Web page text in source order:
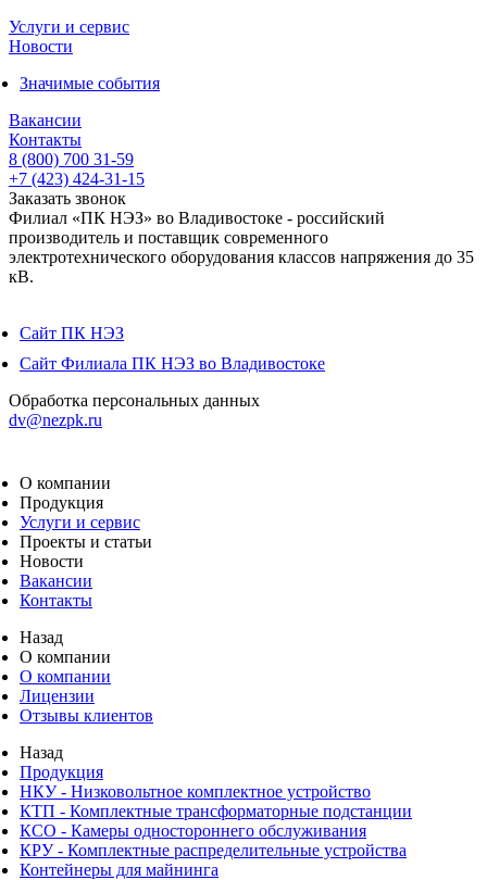
Услуги и сервис
Новости
Значимые события
Вакансии
Контакты
8 (800) 700 31-59
+7 (423) 424-31-15
Заказать звонок
Филиал «ПК НЭЗ» во Владивостоке - российский
производитель и поставщик современного
электротехнического оборудования классов напряжения до 35
кВ.
Сайт ПК НЭЗ
Сайт Филиала ПК НЭЗ во Владивостоке
Обработка персональных данных
dv@nezpk.ru
О компании
Продукция
Услуги и сервис
Проекты и статьи
Новости
Вакансии
Контакты
Назад
О компании
О компании
Лицензии
Отзывы клиентов
Назад
Продукция
НКУ - Низковольтное комплектное устройство
КТП - Комплектные трансформаторные подстанции
КСО - Камеры одностороннего обслуживания
КРУ - Комплектные распределительные устройства
Контейнеры для майнинга